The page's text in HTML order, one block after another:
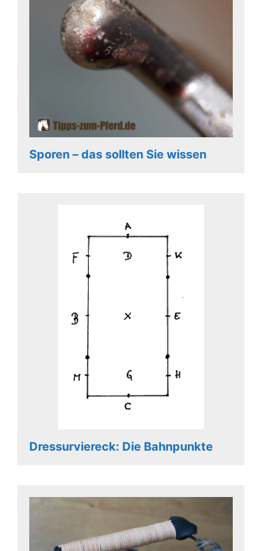
Sporen – das sollten Sie wissen
Dressurviereck: Die Bahnpunkte